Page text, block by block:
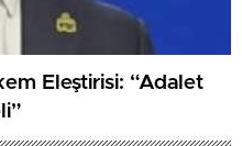
Eleştirisi: “Adalet